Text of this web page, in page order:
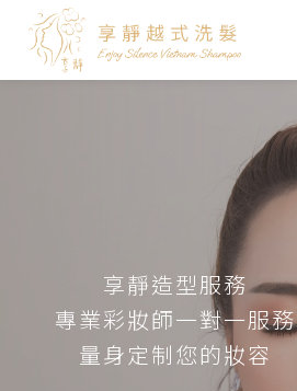
享靜造型服務
專業彩妝師一對一服務
量身定制您的妝容